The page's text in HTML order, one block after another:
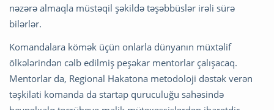
nəzərə almaqla müstəqil şəkildə təşəbbüslər irəli sürə
bilərlər.
Komandalara kömək üçün onlarla dünyanın müxtəlif
ölkələrindən cəlb edilmiş peşəkar mentorlar çalışacaq.
Mentorlar da, Regional Hakatona metodoloji dəstək verən
təşkilati komanda da startap quruculuğu sahəsində